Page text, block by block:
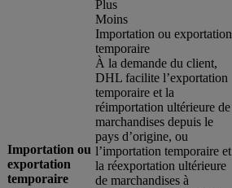
Importation ou
exportation
temporaire
Plus
Moins
Importation ou exportation
temporaire
À la demande du client,
DHL facilite l’exportation
temporaire et la
réimportation ultérieure de
marchandises depuis le
pays d’origine, ou
l’importation temporaire et
la réexportation ultérieure
de marchandises à